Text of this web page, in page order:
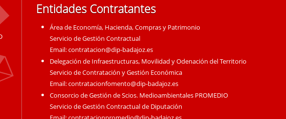
Entidades Contratantes
Área de Economía, Hacienda, Compras y Patrimonio
Servicio de Gestión Contractual
Email:contratacion@dip-badajoz.es
Delegación de Infraestructuras, Movilidad y Odenación del Territorio
Servicio de Contratación y Gestión Económica
Email:contratacionfomento@dip-badajoz.es
Consorcio de Gestión de Scios. Medioambientales PROMEDIO
Servicio de Gestión Contractual de Diputación